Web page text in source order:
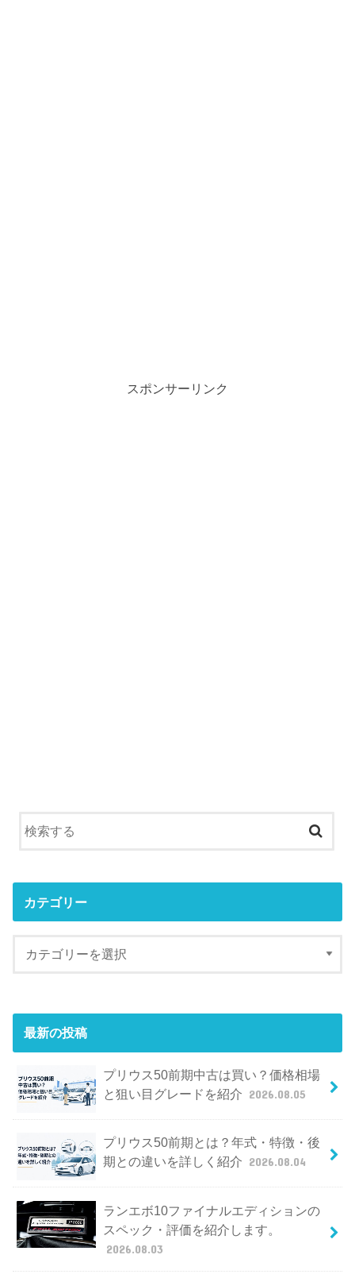
スポンサーリンク
カテゴリー
最新の投稿
プリウス50前期中古は買い？価格相場
と狙い目グレードを紹介 2026.08.05
プリウス50前期とは？年式・特徴・後
期との違いを詳しく紹介 2026.08.04
ランエボ10ファイナルエディションの
スペック・評価を紹介します。
2026.08.03